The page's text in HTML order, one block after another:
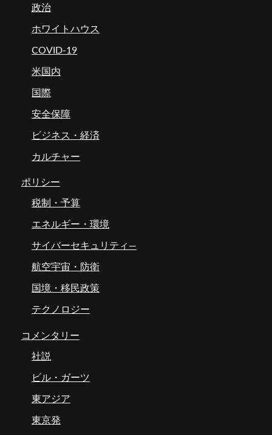
政治
ホワイトハウス
COVID-19
米国内
国際
安全保障
ビジネス・経済
カルチャー
ポリシー
税制・予算
エネルギー・環境
サイバーセキュリティ―
航空宇宙・防衛
国境・移民政策
テクノロジー
コメンタリー
社説
ビル・ガーツ
東アジア
東京発